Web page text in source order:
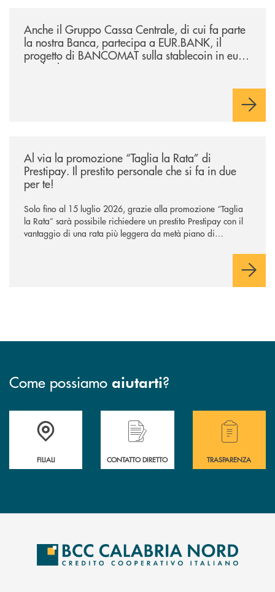
Anche il Gruppo Cassa Centrale, di cui fa parte
la nostra Banca, partecipa a EUR.BANK, il
progetto di BANCOMAT sulla stablecoin in euro
e sul relativo ecosistema
Al via la promozione “Taglia la Rata” di
Prestipay. Il prestito personale che si fa in due
per te!
Solo fino al 15 luglio 2026, grazie alla promozione “Taglia
la Rata” sarà possibile richiedere un prestito Prestipay con il
vantaggio di una rata più leggera da metà piano di
Come possiamo aiutarti?
Trova la filiale più vicina a te
FILIALI
Hai bisogno di assistenza immediata ?
CONTATTO DIRETTO
Hai bisogno di
TRASPARENZA